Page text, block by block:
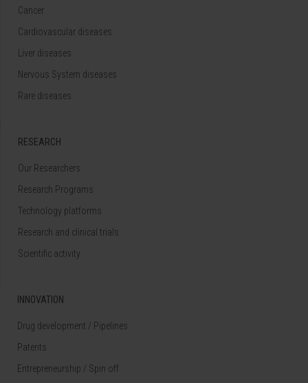
Cancer
Cardiovascular diseases
Liver diseases
Nervous System diseases
Rare diseases
RESEARCH
Our Researchers
Research Programs
Technology platforms
Research and clinical trials
Scientific activity
INNOVATION
Drug development / Pipelines
Patents
Entrepreneurship / Spin off